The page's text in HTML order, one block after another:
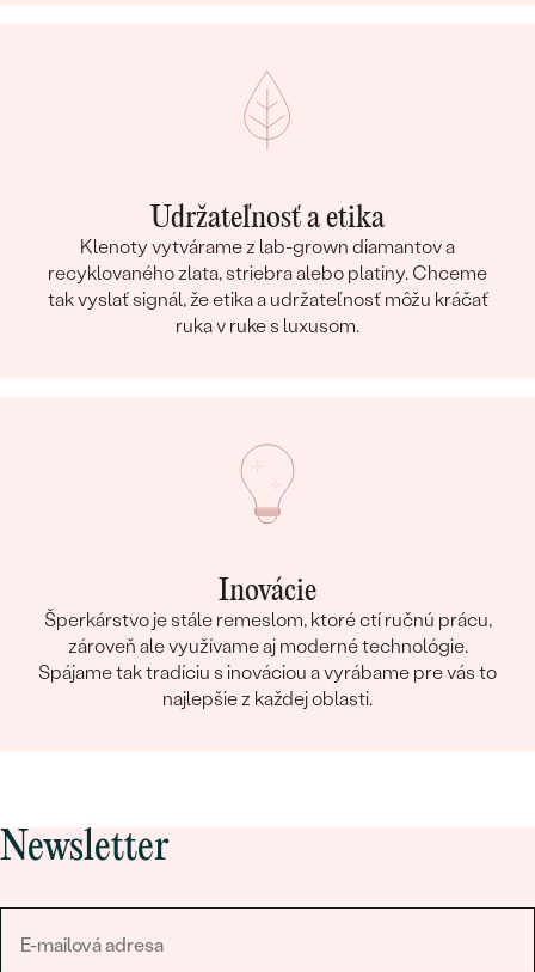
Udržateľnosť a etika
Klenoty vytvárame z lab-grown diamantov a
recyklovaného zlata, striebra alebo platiny. Chceme
tak vyslať signál, že etika a udržateľnosť môžu kráčať
ruka v ruke s luxusom.
Inovácie
Šperkárstvo je stále remeslom, ktoré ctí ručnú prácu,
zároveň ale využívame aj moderné technológie.
Spájame tak tradíciu s inováciou a vyrábame pre vás to
najlepšie z každej oblasti.
Newsletter